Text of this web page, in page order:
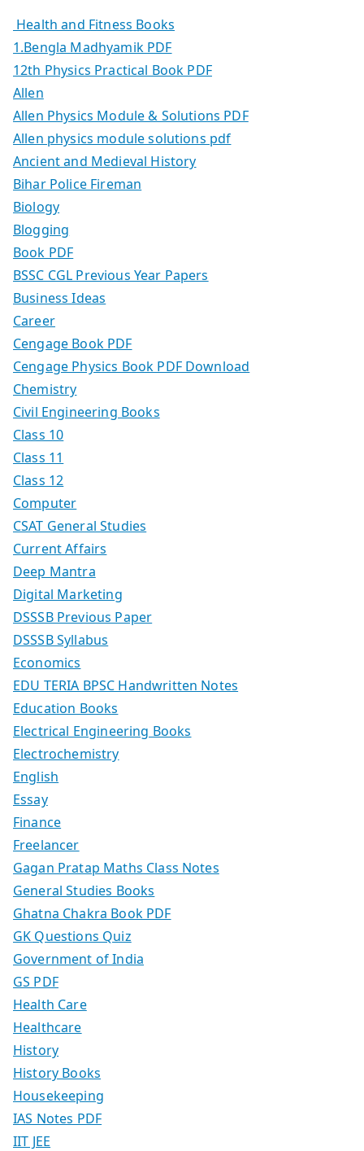
Health and Fitness Books
1.Bengla Madhyamik PDF
12th Physics Practical Book PDF
Allen
Allen Physics Module & Solutions PDF
Allen physics module solutions pdf
Ancient and Medieval History
Bihar Police Fireman
Biology
Blogging
Book PDF
BSSC CGL Previous Year Papers
Business Ideas
Career
Cengage Book PDF
Cengage Physics Book PDF Download
Chemistry
Civil Engineering Books
Class 10
Class 11
Class 12
Computer
CSAT General Studies
Current Affairs
Deep Mantra
Digital Marketing
DSSSB Previous Paper
DSSSB Syllabus
Economics
EDU TERIA BPSC Handwritten Notes
Education Books
Electrical Engineering Books
Electrochemistry
English
Essay
Finance
Freelancer
Gagan Pratap Maths Class Notes
General Studies Books
Ghatna Chakra Book PDF
GK Questions Quiz
Government of India
GS PDF
Health Care
Healthcare
History
History Books
Housekeeping
IAS Notes PDF
IIT JEE